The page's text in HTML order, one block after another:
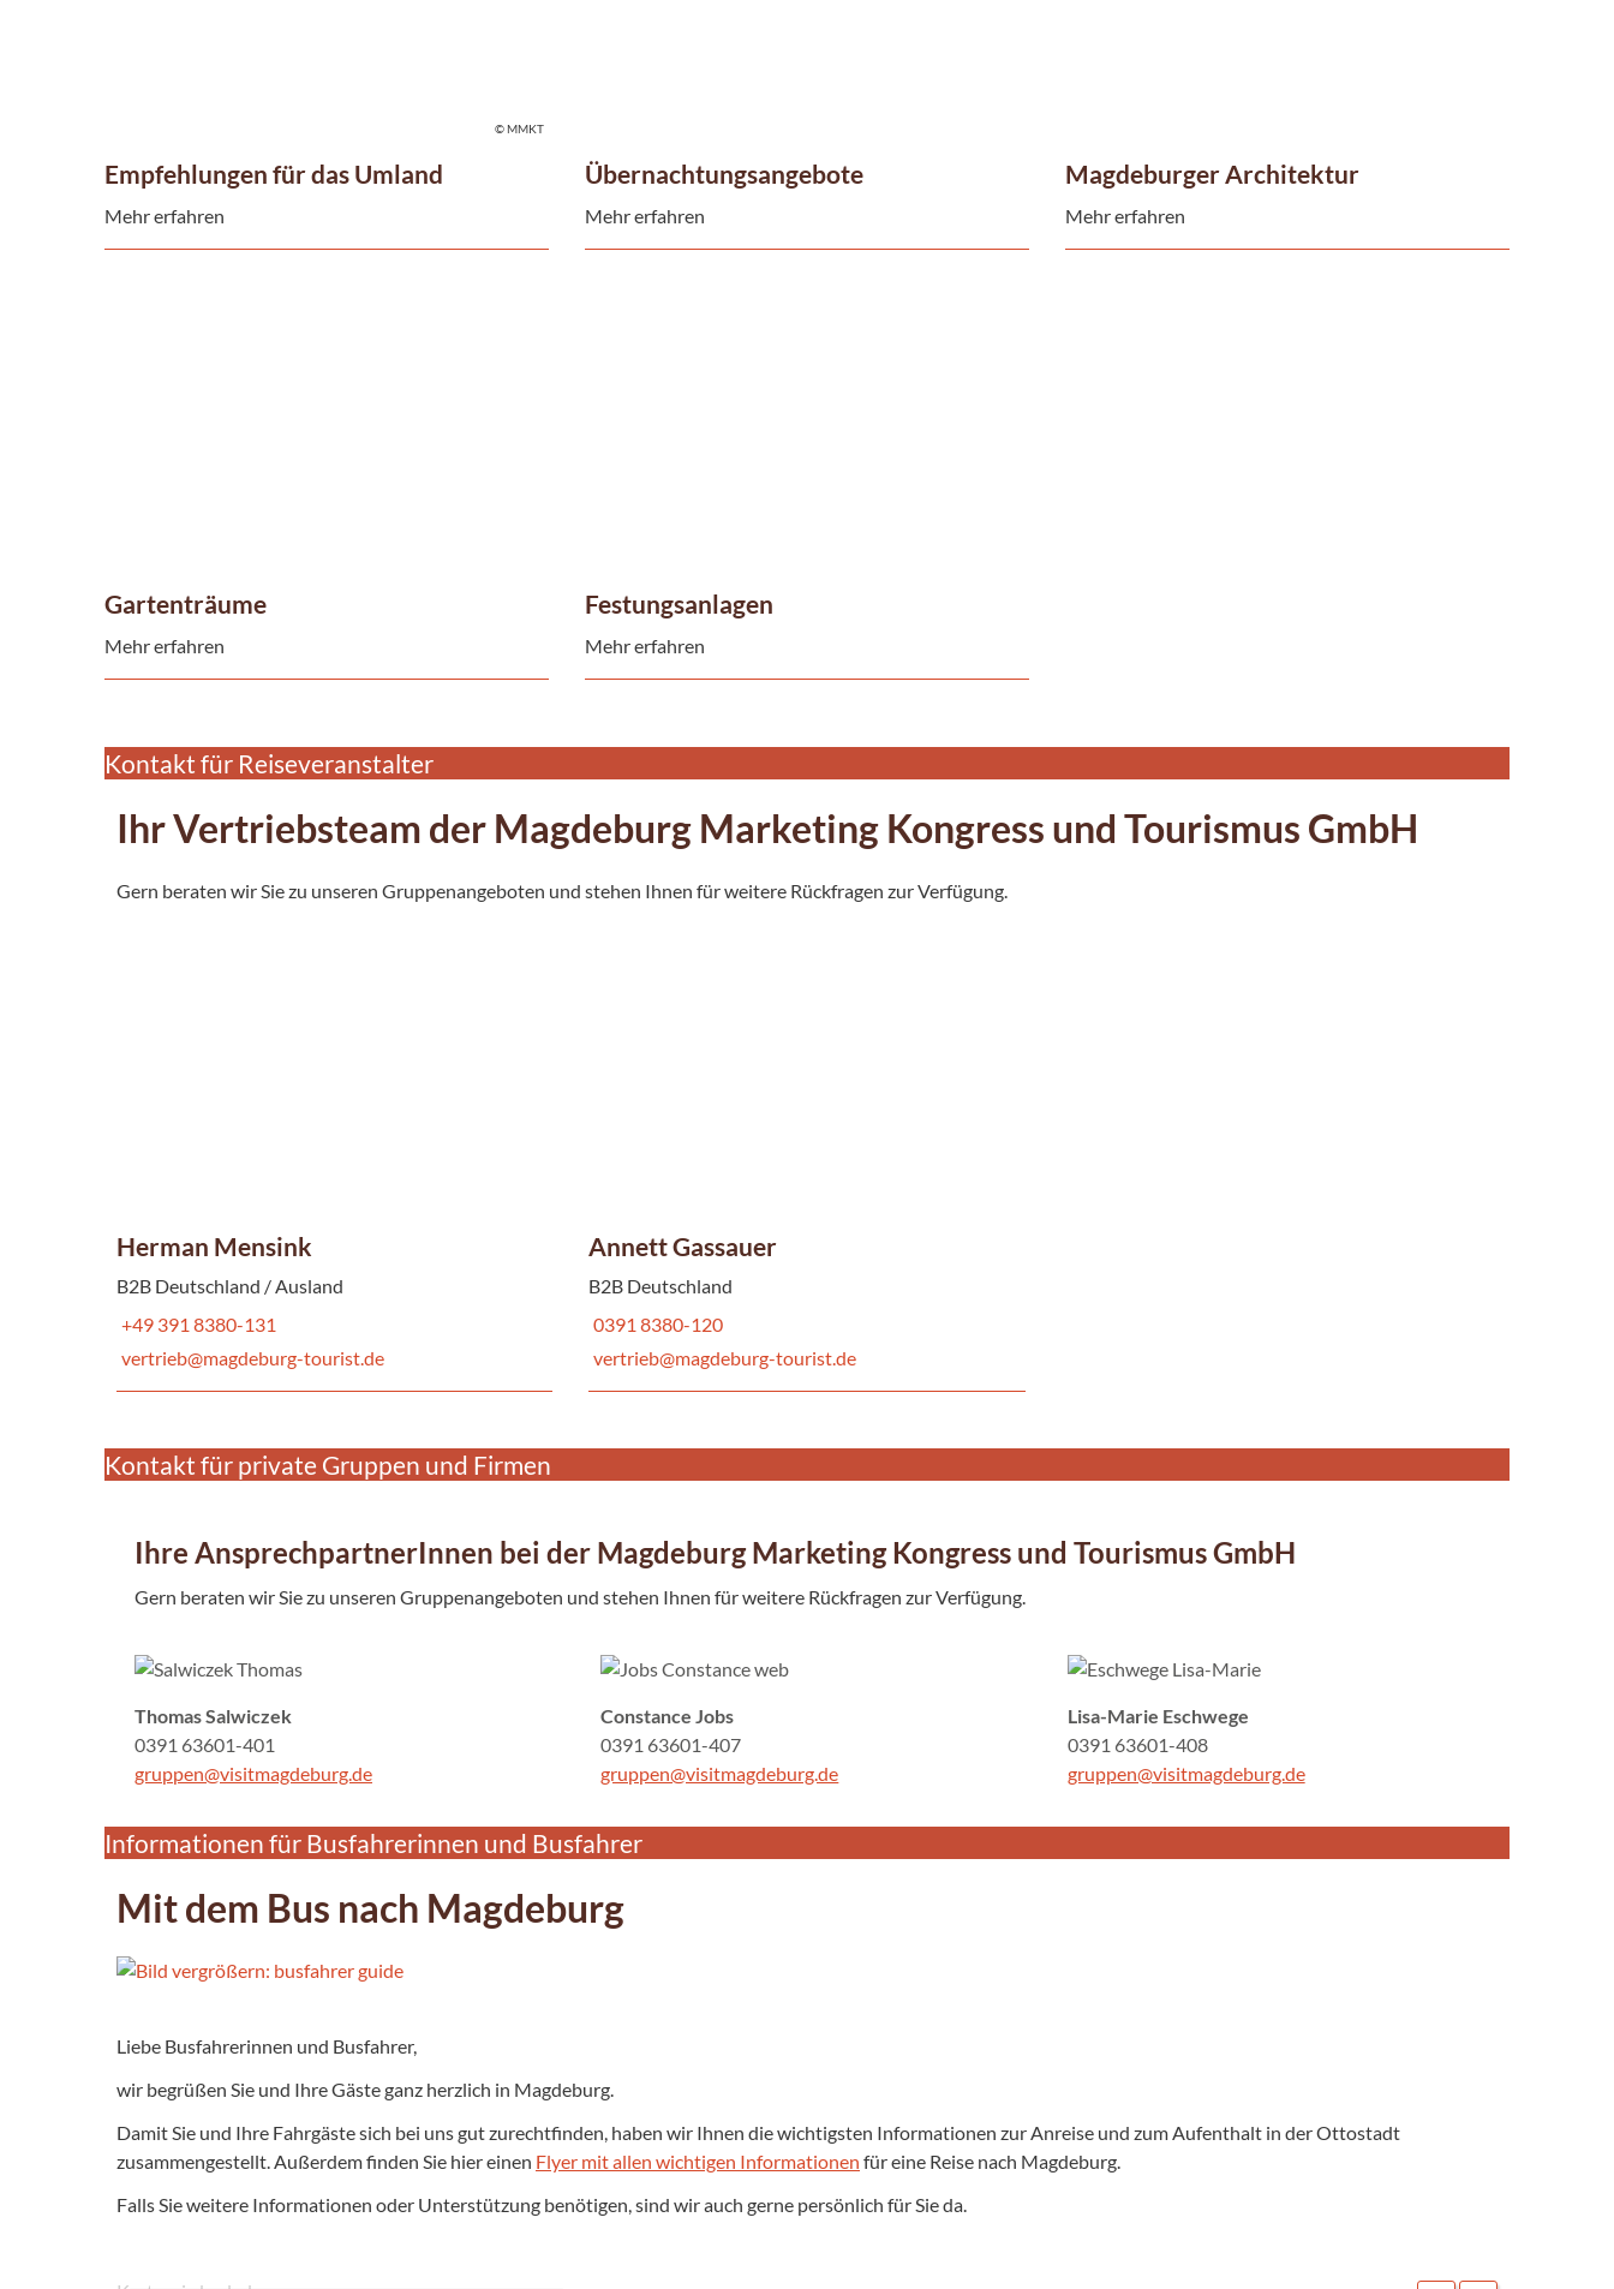
Empfehlungen für das Umland
Mehr erfahren
© MMKT
Übernachtungsangebote
Mehr erfahren
Magdeburger Architektur
Mehr erfahren
Gartenträume
Mehr erfahren
Festungsanlagen
Mehr erfahren
Kontakt für Reiseveranstalter
Ihr Vertriebsteam der Magdeburg Marketing Kongress und Tourismus GmbH
Gern beraten wir Sie zu unseren Gruppenangeboten und stehen Ihnen für weitere Rückfragen zur Verfügung.
Herman Mensink
B2B Deutschland / Ausland
+49 391 8380-131
vertrieb@magdeburg-tourist.de
Annett Gassauer
B2B Deutschland
0391 8380-120
vertrieb@magdeburg-tourist.de
Kontakt für private Gruppen und Firmen
Ihre AnsprechpartnerInnen bei der Magdeburg Marketing Kongress und Tourismus GmbH
Gern beraten wir Sie zu unseren Gruppenangeboten und stehen Ihnen für weitere Rückfragen zur Verfügung.
Thomas Salwiczek
0391 63601-401
gruppen@visitmagdeburg.de
Constance Jobs
0391 63601-407
gruppen@visitmagdeburg.de
Lisa-Marie Eschwege
0391 63601-408
gruppen@visitmagdeburg.de
Informationen für Busfahrerinnen und Busfahrer
Mit dem Bus nach Magdeburg
Liebe Busfahrerinnen und Busfahrer,
wir begrüßen Sie und Ihre Gäste ganz herzlich in Magdeburg.
Damit Sie und Ihre Fahrgäste sich bei uns gut zurechtfinden, haben wir Ihnen die wichtigsten Informationen zur Anreise und zum Aufenthalt in der Ottostadt
zusammengestellt. Außerdem finden Sie hier einen Flyer mit allen wichtigen Informationen für eine Reise nach Magdeburg.
Falls Sie weitere Informationen oder Unterstützung benötigen, sind wir auch gerne persönlich für Sie da.